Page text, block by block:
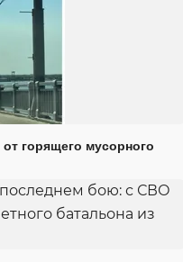
горящего мусорного